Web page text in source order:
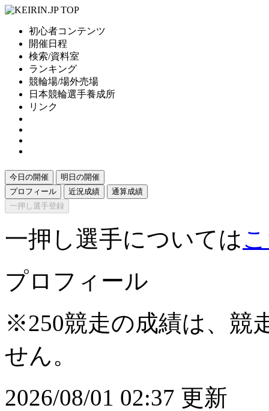
初心者コンテンツ
開催日程
検索/資料室
ランキング
競輪場/場外売場
日本競輪選手養成所
リンク
今日の開催
明日の開催
プロフィール
近況成績
通算成績
一押し選手登録
一押し選手については
プロフィール
※250競走の成績は、競
せん。
2026/08/01 02:37 更新